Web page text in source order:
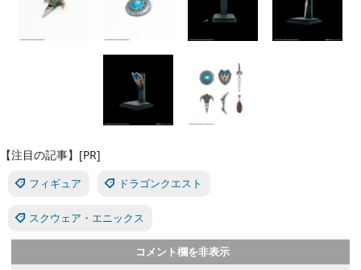
【注目の記事】[PR]
フィギュア ドラゴンクエスト
スクウェア・エニックス
コメント欄を非表示